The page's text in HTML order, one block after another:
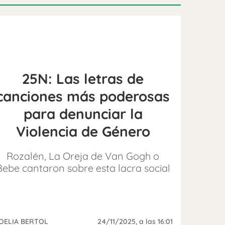
25N: Las letras de
más poderosas
para denunciar la
Violencia de Género
Rozalén, La Oreja de Van Gogh o
cantaron sobre esta lacra social
BERTOL 24/11/2025, a las 16:01